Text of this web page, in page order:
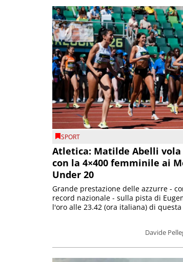
SPORT
Atletica: Matilde Abelli
con la 4×400 femminile ai
Under 20
Davide
Grande prestazione delle azzurre -
record nazionale - sulla pista di
l'oro alle 23.42 (ora italiana) di